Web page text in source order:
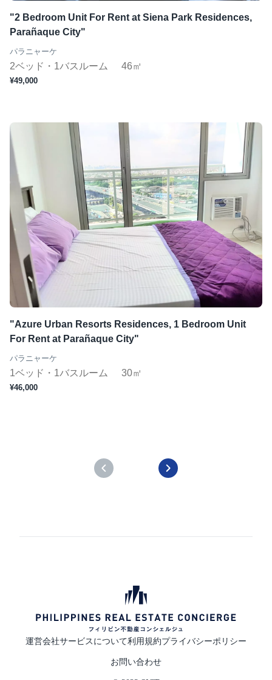
"2 Bedroom Unit For Rent at Siena Park Residences,
Parañaque City"
パラニャーケ
2ベッド・1バスルーム 46㎡
¥49,000
"Azure Urban Resorts Residences, 1 Bedroom Unit
For Rent at Parañaque City"
パラニャーケ
1ベッド・1バスルーム 30㎡
¥46,000
運営会社サービスについて利用規約プライバシーポリシー
お問い合わせ